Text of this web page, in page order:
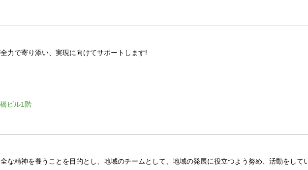
力で寄り添い、実現に向けてサポートします!
ビル1階
な精神を養うことを目的とし、地域のチームとして、地域の発展に役立つよう努め、活動をして